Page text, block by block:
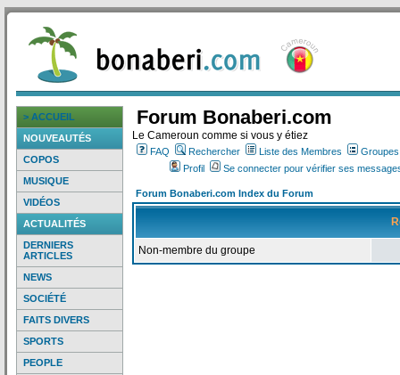
> ACCUEIL
NOUVEAUTÉS
COPOS
MUSIQUE
VIDÉOS
ACTUALITÉS
DERNIERS
ARTICLES
NEWS
SOCIÉTÉ
FAITS DIVERS
SPORTS
PEOPLE
Forum Bonaberi.com
Le Cameroun comme si vous y étiez
FAQ Rechercher Liste des Membres
Profil
Se connecter pour vérifier ses
Forum Bonaberi.com Index du Forum
Non-membre du groupe